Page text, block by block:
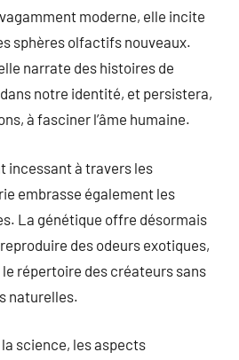
moderne, elle incite
sphères olfactifs nouveaux.
narrate des histoires de
notre identité, et persistera,
à fasciner l’âme humaine.
incessant à travers les
embrasse également les
La génétique offre désormais
des odeurs exotiques,
répertoire des créateurs sans
naturelles.
science, les aspects